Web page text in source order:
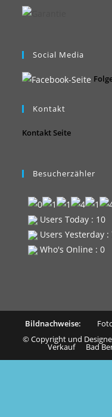
Social Media
Kontakt
Kontakt Seite
Besucherzähler
Users Today : 10
Users Yesterday :
Who's Online : 0
Bildnachweise:
© Copyright und
Verkauf Bad